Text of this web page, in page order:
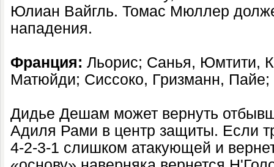
Юлиан Вайгль. Томас Мюллер
нападения.
Франция: Льорис; Санья, Юмтити,
Матюйди; Сиссоко, Гризманн,
Дидье Дешам может вернуть
Адиля Рами в центр защиты. Если
4-2-3-1 слишком атакующей и